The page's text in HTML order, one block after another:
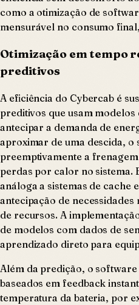
como a otimização de
mensurável no consumo
Otimização em tempo
preditivos
A eficiência do Cybercab é
preditivos que usam
antecipar a demanda de
aproximar de uma descida,
preemptivamente a
perdas por calor no sistema.
análoga a sistemas de cache
antecipação de
de recursos. A
de modelos com dados de
aprendizado direto para
Além da predição, o software
baseados em feedback
temperatura da bateria, por